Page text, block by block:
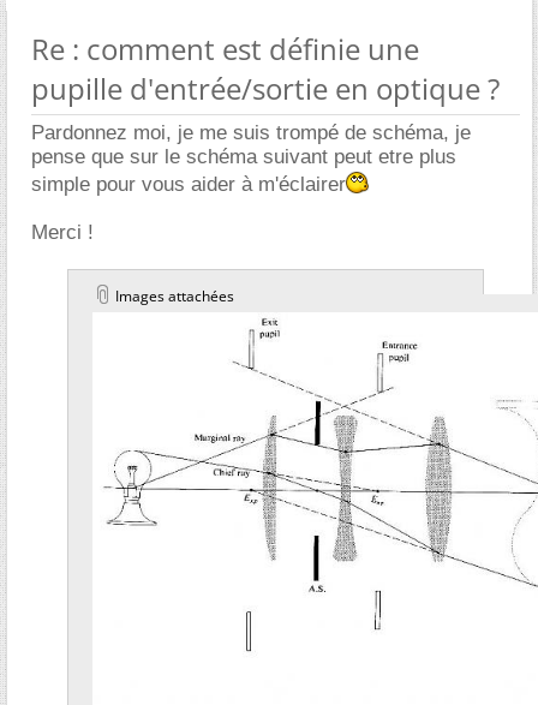
Re : comment est définie une
pupille d'entrée/sortie en optique ?
Pardonnez moi, je me suis trompé de schéma, je
pense que sur le schéma suivant peut etre plus
simple pour vous aider à m'éclairer
Merci !
Images attachées